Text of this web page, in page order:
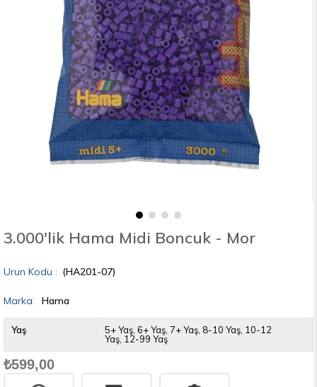
3.000'lik Hama Midi Boncuk - Mor
(HA201-07)
Marka: Hama
Yaş 5+ Yaş 6+ Yaş 7+ Yaş 8-10 Yaş 10-12
Yaş 12-99 Yaş
₺599,00